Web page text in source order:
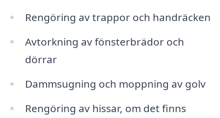
Rengöring av trappor och handräcken
Avtorkning av fönsterbrädor och
dörrar
Dammsugning och moppning av golv
Rengöring av hissar, om det finns